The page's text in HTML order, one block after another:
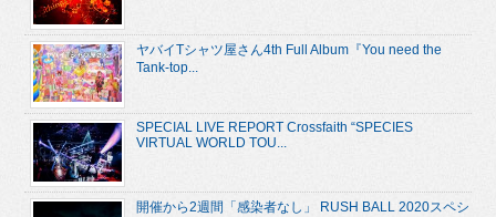
ヤバイTシャツ屋さん4th Full Album『You need the
Tank-top...
SPECIAL LIVE REPORT Crossfaith “SPECIES
VIRTUAL WORLD TOU...
開催から2週間「感染者なし」 RUSH BALL 2020スペシ